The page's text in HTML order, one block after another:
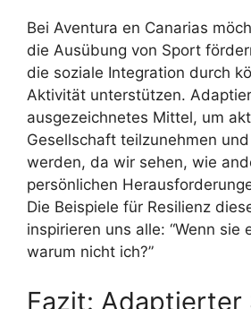
Bei Aventura en Canarias
die Ausübung von Sport
die soziale Integration durch
Aktivität unterstützen.
ausgezeichnetes Mittel, um
Gesellschaft teilzunehmen
werden, da wir sehen, wie
persönlichen
Die Beispiele für Resilienz
inspirieren uns alle: “Wenn sie
warum nicht ich?”
Fazit: Adaptierter